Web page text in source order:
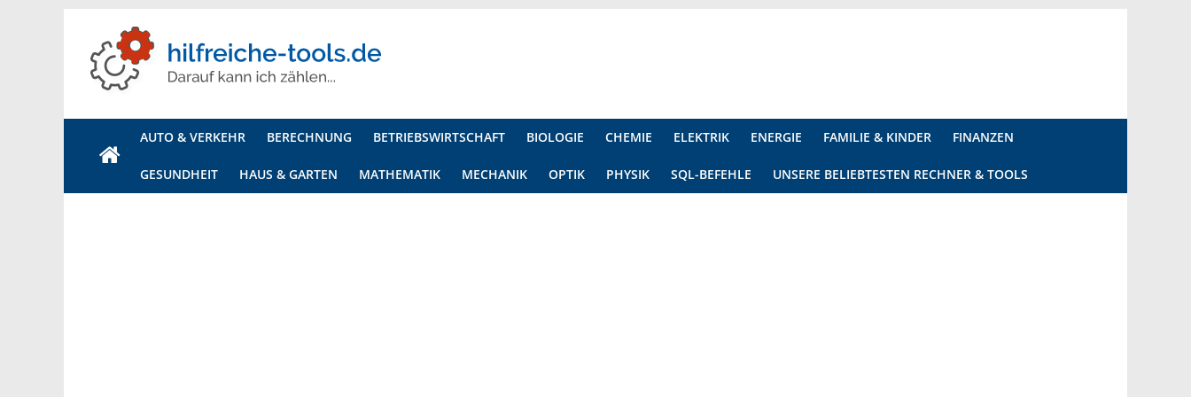
Hilfreiche
Tools
Ihr
Onlineportal
AUTO & VERKEHR BERECHNUNG BETRIEBSWIRTSCHAFT BIOLOGIE CHEMIE ELEKTRIK ENERGIE FAMILIE & KINDER FINANZEN
GESUNDHEIT HAUS & GARTEN MATHEMATIK MECHANIK OPTIK PHYSIK SQL-BEFEHLE UNSERE BELIEBTESTEN RECHNER & TOOLS